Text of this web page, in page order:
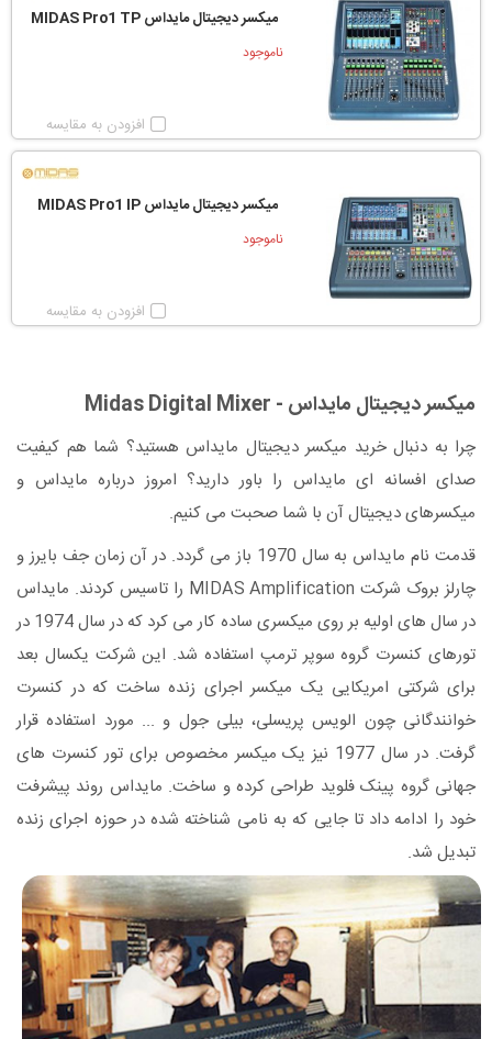
میکسر دیجیتال مایداس MIDAS Pro1 TP
ناموجود
افزودن به مقایسه
میکسر دیجیتال مایداس MIDAS Pro1 IP
ناموجود
افزودن به مقایسه
میکسر دیجیتال مایداس - Midas Digital Mixer
چرا به دنبال خرید میکسر دیجیتال مایداس هستید؟ شما هم کیفیت
صدای افسانه ای مایداس را باور دارید؟ امروز درباره مایداس و
میکسرهای دیجیتال آن با شما صحبت می کنیم.
قدمت نام مایداس به سال 1970 باز می گردد. در آن زمان جف بایرز و
چارلز بروک شرکت MIDAS Amplification را تاسیس کردند. مایداس
در سال های اولیه بر روی میکسری ساده کار می کرد که در سال 1974 در
تورهای کنسرت گروه سوپر ترمپ استفاده شد. این شرکت یکسال بعد
برای شرکتی امریکایی یک میکسر اجرای زنده ساخت که در کنسرت
خوانندگانی چون الویس پریسلی، بیلی جول و ... مورد استفاده قرار
گرفت. در سال 1977 نیز یک میکسر مخصوص برای تور کنسرت های
جهانی گروه پینک فلوید طراحی کرده و ساخت. مایداس روند پیشرفت
خود را ادامه داد تا جایی که به نامی شناخته شده در حوزه اجرای زنده
تبدیل شد.